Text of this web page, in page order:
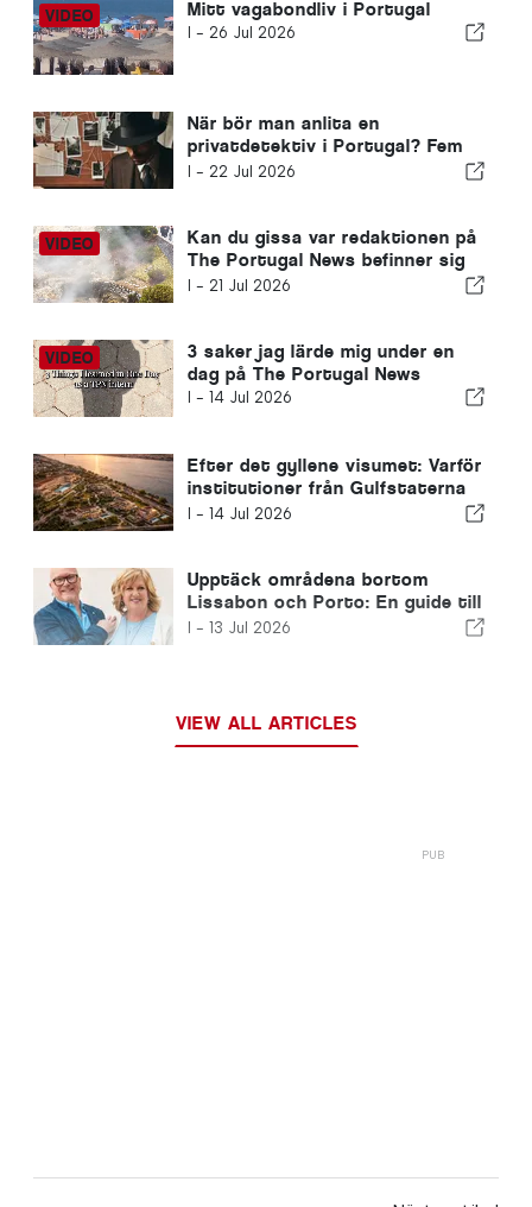
Mitt vagabondliv i Portugal
I - 26 Jul 2026
När bör man anlita en
privatdetektiv i Portugal? Fem
situationer där tillförlitlig
I - 22 Jul 2026
Kan du gissa var redaktionen på
The Portugal News befinner sig
idag?
I - 21 Jul 2026
3 saker jag lärde mig under en
dag på The Portugal News
I - 14 Jul 2026
Efter det gyllene visumet: Varför
institutioner från Gulfstaterna
fortfarande investerar i Portugal
I - 14 Jul 2026
Upptäck områdena bortom
Lissabon och Porto: En guide till
norra Portugal och Silverkusten
I - 13 Jul 2026
VIEW ALL ARTICLES